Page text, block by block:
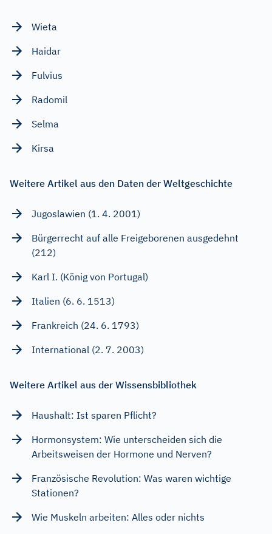
Wieta
Haidar
Fulvius
Radomil
Selma
Kirsa
Weitere Artikel aus den Daten der Weltgeschichte
Jugoslawien (1. 4. 2001)
Bürgerrecht auf alle Freigeborenen ausgedehnt
(212)
Karl I. (König von Portugal)
Italien (6. 6. 1513)
Frankreich (24. 6. 1793)
International (2. 7. 2003)
Weitere Artikel aus der Wissensbibliothek
Haushalt: Ist sparen Pflicht?
Hormonsystem: Wie unterscheiden sich die
Arbeitsweisen der Hormone und Nerven?
Französische Revolution: Was waren wichtige
Stationen?
Wie Muskeln arbeiten: Alles oder nichts